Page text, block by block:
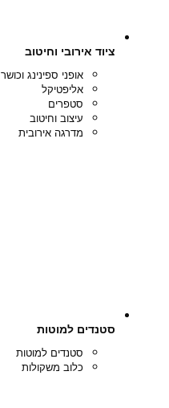
ציוד אירובי וחיטוב
אופני ספינינג וכושר
אליפטיקל
סטפרים
עיצוב וחיטוב
מדרגה אירובית
סטנדים למוטות
סטנדים למוטות
כלוב משקולות